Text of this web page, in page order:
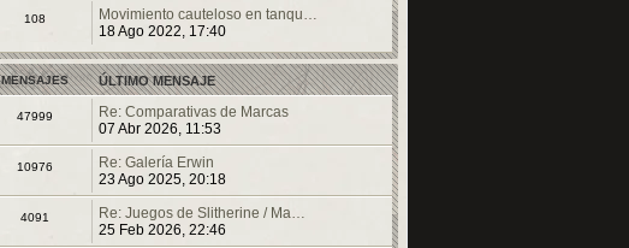
108
Movimiento cauteloso en tanqu…
18 Ago 2022, 17:40
MENSAJES ÚLTIMO MENSAJE
47999
Re: Comparativas de Marcas
07 Abr 2026, 11:53
10976
Re: Galería Erwin
23 Ago 2025, 20:18
4091
Re: Juegos de Slitherine / Ma…
25 Feb 2026, 22:46